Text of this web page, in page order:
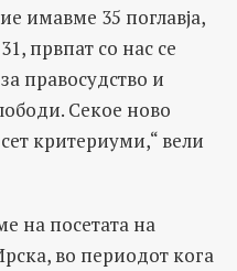
имавме 35 поглавја,
првпат со нас се
правосудство и
Секое ново
критериуми,“ вели
на посетата на
во периодот кога